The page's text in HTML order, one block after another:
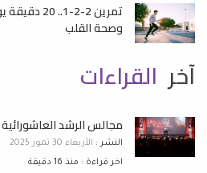
تمرين 2-2-
وصحة القلب
آخر القراءات
مجالس الرشد العاشورائية
النشر : الأربعاء 30 تموز 2025
اخر قراءة : منذ 16 دقيقة